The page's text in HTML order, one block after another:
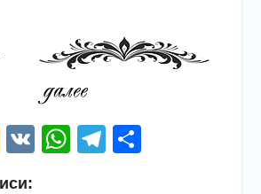
Odnoklassniki
VK WhatsApp
Telegram